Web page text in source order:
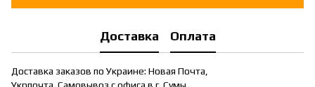
Доставка Оплата
Доставка заказов по Украине: Новая Почта,
Укрпочта. Самовывоз с офиса в г. Сумы.